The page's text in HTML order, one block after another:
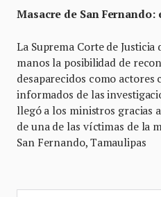
Masacre de San
La Suprema Corte de
manos la posibilidad de
desaparecidos como actores
informados de las
llegó a los ministros gracias
de una de las víctimas de la
San Fernando, Tamaulipas